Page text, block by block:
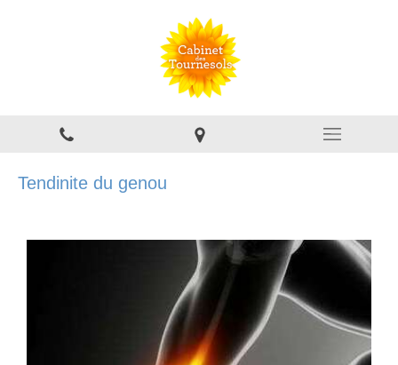
Tendinite du genou